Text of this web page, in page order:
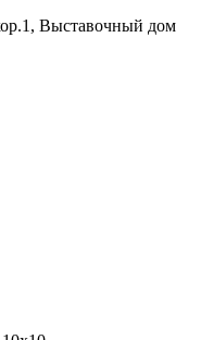
Выставочный дом